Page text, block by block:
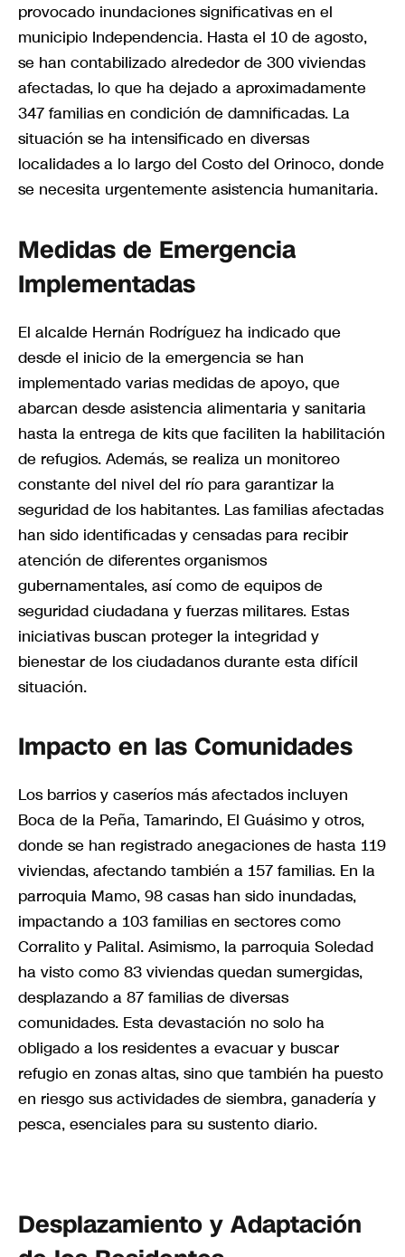
provocado inundaciones significativas en el
municipio Independencia. Hasta el 10 de agosto,
se han contabilizado alrededor de 300 viviendas
afectadas, lo que ha dejado a aproximadamente
347 familias en condición de damnificadas. La
situación se ha intensificado en diversas
localidades a lo largo del Costo del Orinoco, donde
se necesita urgentemente asistencia humanitaria.
Medidas de Emergencia
Implementadas
El alcalde Hernán Rodríguez ha indicado que
desde el inicio de la emergencia se han
implementado varias medidas de apoyo, que
abarcan desde asistencia alimentaria y sanitaria
hasta la entrega de kits que faciliten la habilitación
de refugios. Además, se realiza un monitoreo
constante del nivel del río para garantizar la
seguridad de los habitantes. Las familias afectadas
han sido identificadas y censadas para recibir
atención de diferentes organismos
gubernamentales, así como de equipos de
seguridad ciudadana y fuerzas militares. Estas
iniciativas buscan proteger la integridad y
bienestar de los ciudadanos durante esta difícil
situación.
Impacto en las Comunidades
Los barrios y caseríos más afectados incluyen
Boca de la Peña, Tamarindo, El Guásimo y otros,
donde se han registrado anegaciones de hasta 119
viviendas, afectando también a 157 familias. En la
parroquia Mamo, 98 casas han sido inundadas,
impactando a 103 familias en sectores como
Corralito y Palital. Asimismo, la parroquia Soledad
ha visto como 83 viviendas quedan sumergidas,
desplazando a 87 familias de diversas
comunidades. Esta devastación no solo ha
obligado a los residentes a evacuar y buscar
refugio en zonas altas, sino que también ha puesto
en riesgo sus actividades de siembra, ganadería y
pesca, esenciales para su sustento diario.
Desplazamiento y Adaptación